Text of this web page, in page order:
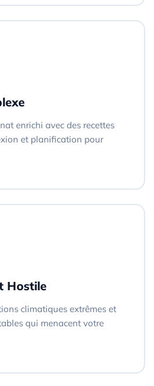
enrichi avec des recettes
et planification pour
Hostile
climatiques extrêmes et
qui menacent votre